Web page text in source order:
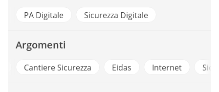
PA Digitale Sicurezza Digitale
Argomenti
Cantiere Sicurezza Eidas Internet